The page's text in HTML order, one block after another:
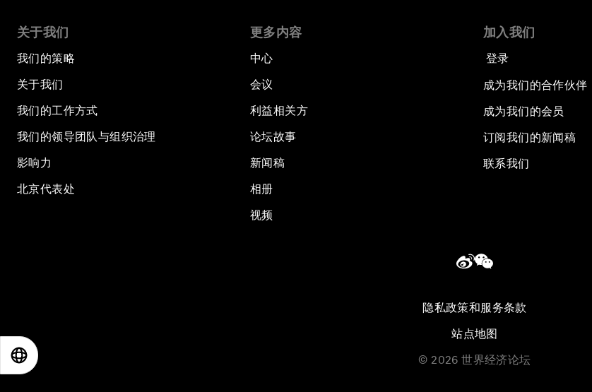
关于我们
我们的策略
关于我们
我们的工作方式
我们的领导团队与组织治理
影响力
北京代表处
更多内容
中心
会议
利益相关方
论坛故事
新闻稿
相册
视频
加入我们
登录
成为我们的合作伙伴
成为我们的会员
订阅我们的新闻稿
联系我们
隐私政策和服务条款
站点地图
© 2026 世界经济论坛